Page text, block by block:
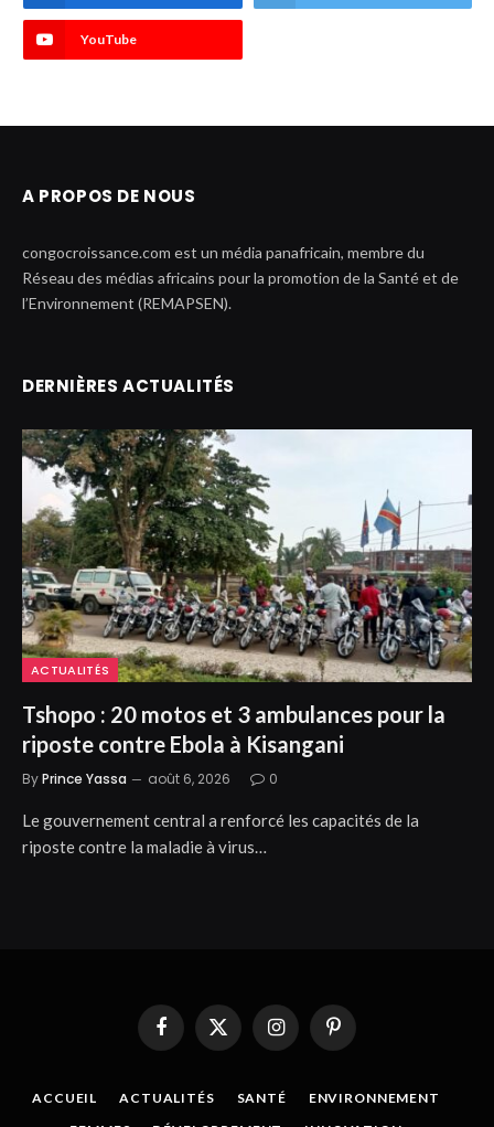
YouTube
A PROPOS DE NOUS
congocroissance.com est un média panafricain, membre du
Réseau des médias africains pour la promotion de la Santé et de
l’Environnement (REMAPSEN).
DERNIÈRES ACTUALITÉS
ACTUALITÉS
Tshopo : 20 motos et 3 ambulances pour la
riposte contre Ebola à Kisangani
ByPrince Yassa août 6, 2026 0
Le gouvernement central a renforcé les capacités de la
riposte contre la maladie à virus…
FacebookX
InstagramPinterest
ACCUEIL ACTUALITÉS SANTÉ
ENVIRONNEMENT